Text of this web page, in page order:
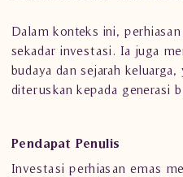
Dalam konteks ini,
sekadar investasi. Ia juga
budaya dan sejarah
diteruskan kepada generasi
Pendapat Penulis
Investasi perhiasan emas